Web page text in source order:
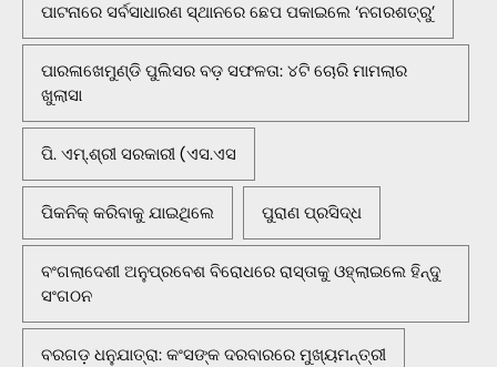
ପାଟନାରେ ସର୍ବସାଧାରଣ ସ୍ଥାନରେ ଛେପ ପକାଇଲେ ‘ନଗରଶତ୍ରୁ’
ପାରଳାଖେମୁଣ୍ଡି ପୁଲିସର ବଡ଼ ସଫଳତା: ୪ଟି ଚୋରି ମାମଲାର
ଖୁଲାସା
ପି. ଏମ୍.ଶ୍ରୀ ସରକାରୀ (ଏସ.ଏସ
ପିକନିକ୍‌ କରିବାକୁ ଯାଇଥିଲେ ପୁରାଣ ପ୍ରସିଦ୍ଧ
ବଂଗଲାଦେଶୀ ଅନୁପ୍ରବେଶ ବିରୋଧରେ ରାସ୍ତାକୁ ଓହ୍ଲାଇଲେ ହିନ୍ଦୁ
ସଂଗଠନ
ବରଗଡ଼ ଧନୁଯାତ୍ରା: କଂସଙ୍କ ଦରବାରରେ ମୁଖ୍ୟମନ୍ତ୍ରୀ